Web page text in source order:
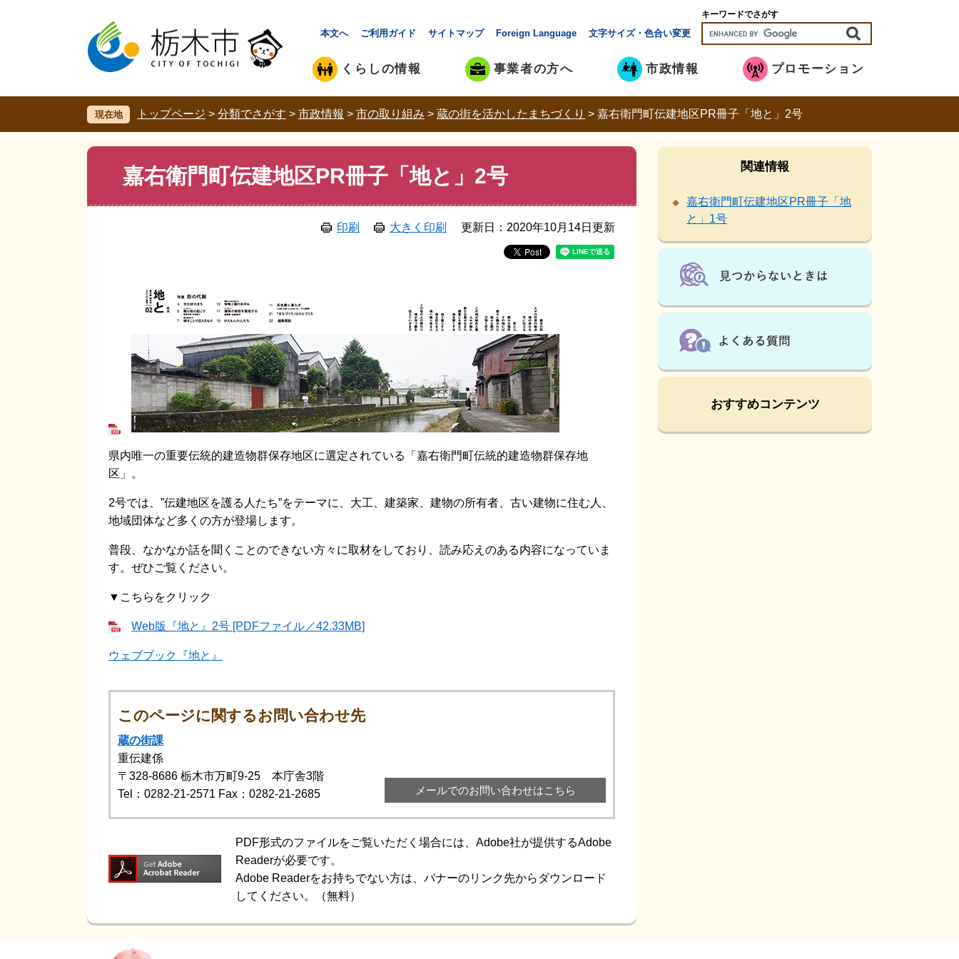
で
ば
本文へ ご利用ガイド サイトマップ Foreign Language 文字サイズ・色合い変更
キーワードでさがす
くらしの情報 事業者の方へ 市政情報 プロモーション
現在地 トップページ > 分類でさがす > 市政情報 > 市の取り組み > 蔵の街を活かしたまちづくり > 嘉右衛門町伝建地区PR冊子「地と」2号
嘉右衛門町伝建地区PR冊子「地と」2号
印刷 大きく印刷 更新日：2020年10月14日更新
県内唯一の重要伝統的建造物群保存地区に選定されている「嘉右衛門町伝統的建造物群保存地
区」。
2号では、”伝建地区を護る人たち”をテーマに、大工、建築家、建物の所有者、古い建物に住む人、
地域団体など多くの方が登場します。
普段、なかなか話を聞くことのできない方々に取材をしており、読み応えのある内容になっていま
す。ぜひご覧ください。
▼こちらをクリック
Web版『地と』2号 [PDFファイル／42.33MB]
ウェブブック『地と』
このページに関するお問い合わせ先
蔵の街課
重伝建係
〒328-8686 栃木市万町9-25 本庁舎3階
Tel：0282-21-2571 Fax：0282-21-2685 メールでのお問い合わせはこちら
PDF形式のファイルをご覧いただく場合には、Adobe社が提供するAdobe
Readerが必要です。
Adobe Readerをお持ちでない方は、バナーのリンク先からダウンロード
してください。（無料）
関連情報
嘉右衛門町伝建地区PR冊子「地
と」1号
おすすめコンテンツ